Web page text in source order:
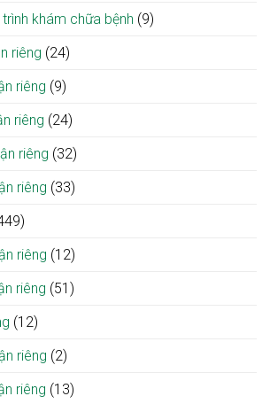
khám chữa bệnh (9)
riêng (24)
riêng (9)
riêng (24)
riêng (32)
riêng (33)
riêng (12)
riêng (51)
(12)
riêng (2)
riêng (13)